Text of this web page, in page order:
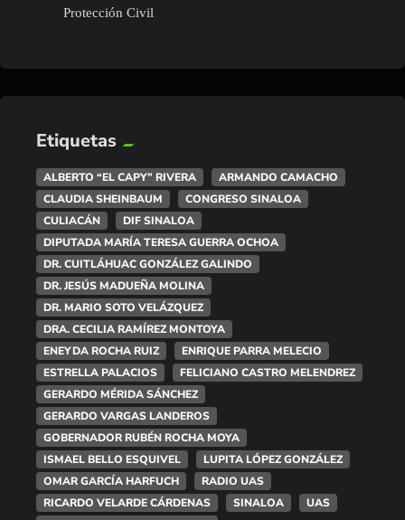
Protección Civil
Etiquetas
ALBERTO “EL CAPY” RIVERA
ARMANDO CAMACHO
CLAUDIA SHEINBAUM
CONGRESO SINALOA
CULIACÁN
DIF SINALOA
DIPUTADA MARÍA TERESA GUERRA OCHOA
DR. CUITLÁHUAC GONZÁLEZ GALINDO
DR. JESÚS MADUEÑA MOLINA
DR. MARIO SOTO VELÁZQUEZ
DRA. CECILIA RAMÍREZ MONTOYA
ENEYDA ROCHA RUIZ
ENRIQUE PARRA MELECIO
ESTRELLA PALACIOS
FELICIANO CASTRO MELENDREZ
GERARDO MÉRIDA SÁNCHEZ
GERARDO VARGAS LANDEROS
GOBERNADOR RUBÉN ROCHA MOYA
ISMAEL BELLO ESQUIVEL
LUPITA LÓPEZ GONZÁLEZ
OMAR GARCÍA HARFUCH
RADIO UAS
RICARDO VELARDE CÁRDENAS
SINALOA
UAS